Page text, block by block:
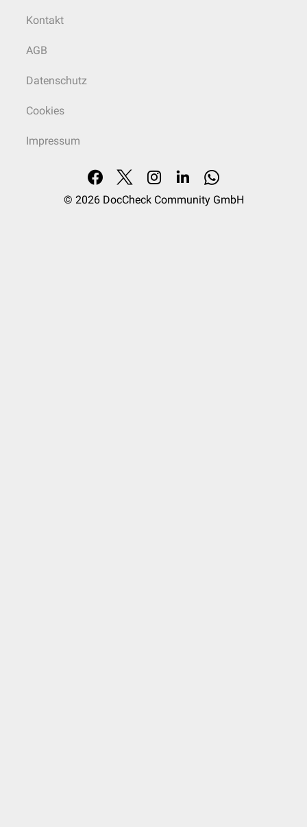
Kontakt
AGB
Datenschutz
Cookies
Impressum
© 2026 DocCheck Community GmbH